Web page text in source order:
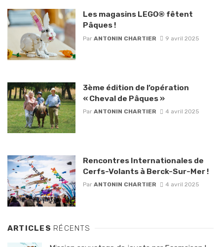
Les magasins LEGO® fêtent
Pâques !
Par ANTONIN CHARTIER 9 avril 2025
3ème édition de l’opération
« Cheval de Pâques »
Par ANTONIN CHARTIER 4 avril 2025
Rencontres Internationales de
Cerfs-Volants à Berck-Sur-Mer !
Par ANTONIN CHARTIER 4 avril 2025
ARTICLES RÉCENTS